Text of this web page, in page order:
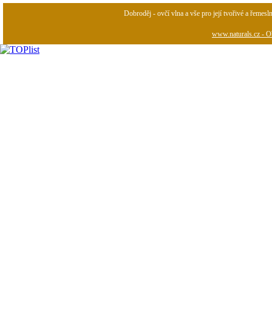
Dobroděj - ovčí vlna a vše pro její tvořivé a
www.naturals.cz -